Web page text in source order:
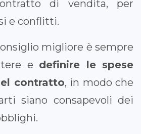
di vendita, per
e conflitti.
migliore è sempre
e definire le spese
contratto, in modo che
siano consapevoli dei